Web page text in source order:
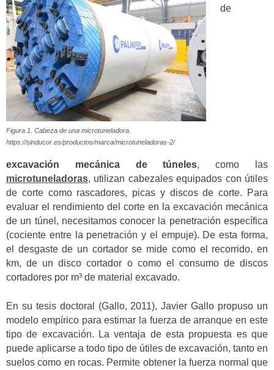
Figura 1. Cabeza de una microtuneladora.
https://sinducor.es/productos/marca/microtuneladoras-2/
de
excavación mecánica de túneles, como las
microtuneladoras, utilizan cabezales equipados con útiles
de corte como rascadores, picas y discos de corte. Para
evaluar el rendimiento del corte en la excavación mecánica
de un túnel, necesitamos conocer la penetración específica
(cociente entre la penetración y el empuje). De esta forma,
el desgaste de un cortador se mide como el recorrido, en
km, de un disco cortador o como el consumo de discos
cortadores por m³ de material excavado.
En su tesis doctoral (Gallo, 2011), Javier Gallo propuso un
modelo empírico para estimar la fuerza de arranque en este
tipo de excavación. La ventaja de esta propuesta es que
puede aplicarse a todo tipo de útiles de excavación, tanto en
suelos como en rocas. Permite obtener la fuerza normal que